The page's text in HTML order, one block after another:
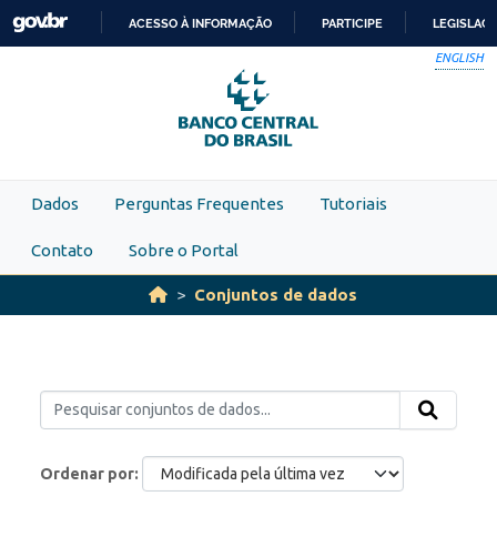
Skip to main content
PARA
O
CONTEÚDO
ACESSO À INFORMAÇÃO PARTICIPE
ENGLISH
Dados Perguntas Frequentes Tutoriais
Contato Sobre o Portal
Conjuntos de dados
Ordenar por